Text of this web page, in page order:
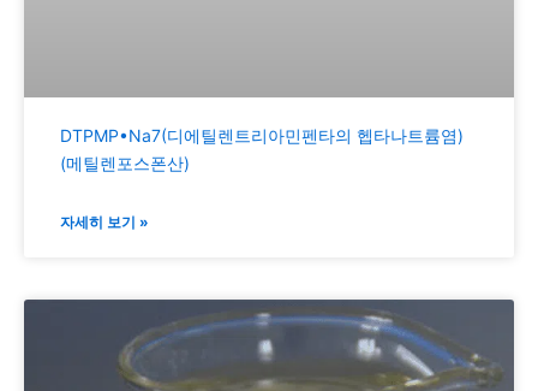
DTPMP•Na7(디에틸렌트리아민펜타의 헵타나트륨염)
(메틸렌포스폰산)
자세히 보기 »